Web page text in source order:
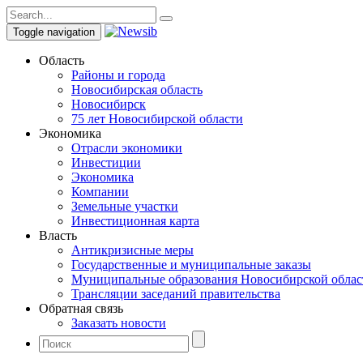
Toggle navigation
Область
Районы и города
Новосибирская область
Новосибирск
75 лет Новосибирской области
Экономика
Отрасли экономики
Инвестиции
Экономика
Компании
Земельные участки
Инвестиционная карта
Власть
Антикризисные меры
Государственные и муниципальные заказы
Муниципальные образования Новосибирской
Трансляции заседаний правительства
Обратная связь
Заказать новости